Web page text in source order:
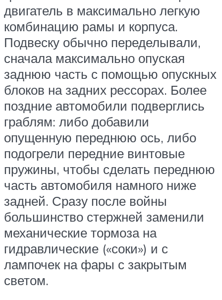
двигатель в максимально легкую
комбинацию рамы и корпуса.
Подвеску обычно переделывали,
сначала максимально опуская
заднюю часть с помощью опускных
блоков на задних рессорах. Более
поздние автомобили подверглись
граблям: либо добавили
опущенную переднюю ось, либо
подогрели передние винтовые
пружины, чтобы сделать переднюю
часть автомобиля намного ниже
задней. Сразу после войны
большинство стержней заменили
механические тормоза на
гидравлические («соки») и с
лампочек на фары с закрытым
светом.